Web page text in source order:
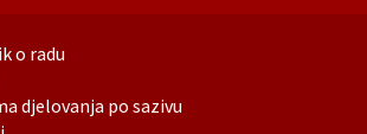
o radu
djelovanja po sazivu